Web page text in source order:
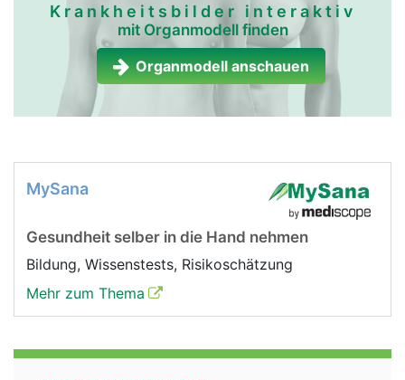
Krankheitsbilder interaktiv
mit Organmodell finden
Organmodell anschauen
MySana
Gesundheit selber in die Hand nehmen
Bildung, Wissenstests, Risikoschätzung
Mehr zum Thema